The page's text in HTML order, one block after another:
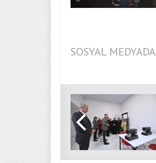
SOSYAL MEDYADA